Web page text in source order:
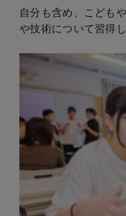
自分も含め、こども
や技術について習得